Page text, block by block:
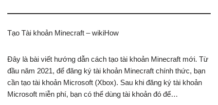
Tạo Tài khoản Minecraft – wikiHow
Đây là bài viết hướng dẫn cách tạo tài khoản Minecraft mới. Từ
đầu năm 2021, để đăng ký tài khoản Minecraft chính thức, bạn
cần tạo tài khoản Microsoft (Xbox). Sau khi đăng ký tài khoản
Microsoft miễn phí, bạn có thể dùng tài khoản đó để…